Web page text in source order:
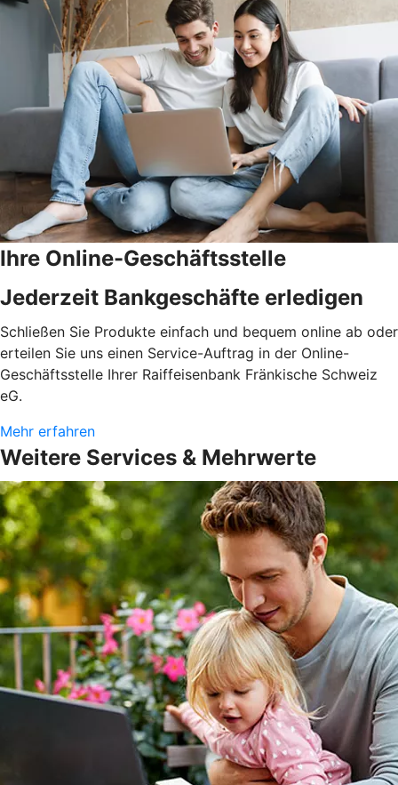
Ihre Online-Geschäftsstelle
Jederzeit Bankgeschäfte erledigen
Schließen Sie Produkte einfach und bequem online ab oder
erteilen Sie uns einen Service-Auftrag in der Online-
Geschäftsstelle Ihrer Raiffeisenbank Fränkische Schweiz
eG.
Mehr erfahren
Weitere Services & Mehrwerte